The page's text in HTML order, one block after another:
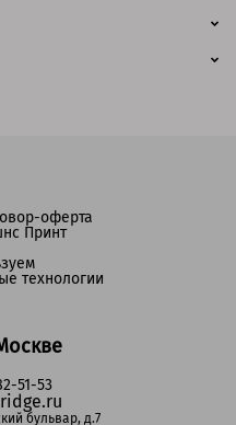
51-53
бульвар, д.7
оферта
Принт
технологии